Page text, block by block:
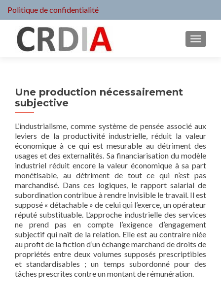
Politique de confidentialité
MENU
Une production nécessairement
subjective
L’industrialisme, comme système de pensée associé aux
leviers de la productivité industrielle, réduit la valeur
économique à ce qui est mesurable au détriment des
usages et des externalités. Sa financiarisation du modèle
industriel réduit encore la valeur économique à sa part
monétisable, au détriment de tout ce qui n’est pas
marchandisé. Dans ces logiques, le rapport salarial de
subordination contribue à rendre invisible le travail. Il est
supposé « détachable » de celui qui l’exerce, un opérateur
réputé substituable. L’approche industrielle des services
ne prend pas en compte l’exigence d’engagement
subjectif qui naît de la relation. Elle est au contraire niée
au profit de la fiction d’un échange marchand de droits de
propriétés entre deux volumes supposés prescriptibles
et standardisables ; un temps subordonné pour des
tâches prescrites contre un montant de rémunération.